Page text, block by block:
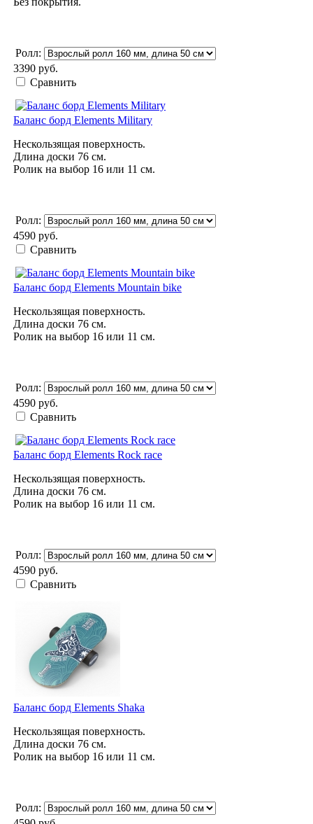
Ролл:
3390 руб.
Сравнить
Баланс борд Elements Military
Нескользящая поверхность.
Длина доски 76 см.
Ролик на выбор 16 или 11 см.
Ролл:
4590 руб.
Сравнить
Баланс борд Elements Mountain bike
Нескользящая поверхность.
Длина доски 76 см.
Ролик на выбор 16 или 11 см.
Ролл:
4590 руб.
Сравнить
Баланс борд Elements Rock race
Нескользящая поверхность.
Длина доски 76 см.
Ролик на выбор 16 или 11 см.
Ролл:
4590 руб.
Сравнить
Баланс борд Elements Shaka
Нескользящая поверхность.
Длина доски 76 см.
Ролик на выбор 16 или 11 см.
Ролл: